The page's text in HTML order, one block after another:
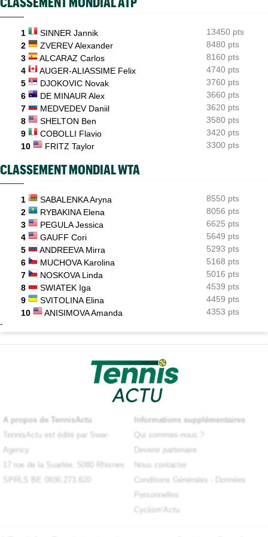
ATP / WTA
07:35
ATP - Montréal
Joao Fonseca a taquiné Djokovic : "Il dit ça parce qu'il vieillit"
07:10
ATP - Montréal
Alexander Zverev s'est raté : "Le pire match de ma saison"
1 SINNER Jannik
13450 pts
2
ZVEREV Alexander
8480 pts
3
ALCARAZ Carlos
8160 pts
4
AUGER-ALIASSIME Felix
4740 pts
5
DJOKOVIC Novak
3760 pts
6
DE MINAUR Alex
3660 pts
7
MEDVEDEV Daniil
3620 pts
8
SHELTON Ben
3580 pts
9
COBOLLI Flavio
3420 pts
10
FRITZ Taylor 3300 pts
CLASSEMENT MONDIAL WTA
1 SABALENKA Aryna
8550 pts
2
RYBAKINA Elena
8056 pts
3
PEGULA Jessica
6625 pts
4
GAUFF Cori
5649 pts
5
ANDREEVA Mirra
5293 pts
6
MUCHOVA Karolina
5168 pts
7
NOSKOVA Linda
5016 pts
8
SWIATEK Iga
4539 pts
9
SVITOLINA Elina
4459 pts
10
ANISIMOVA Amanda 4353 pts
-
A propos de TennisActu
TennisActu est édité par Swar-
Agency
17 rue de la Suarlée, 5080 Rhisnes
SPRLS BE 0836.273.820
Informations supplémentaires
Qui sommes-nous ?
Devenir partenaire
Nous contacter
Conditions Générales
Données
Personnelles
Cyclism'Actu